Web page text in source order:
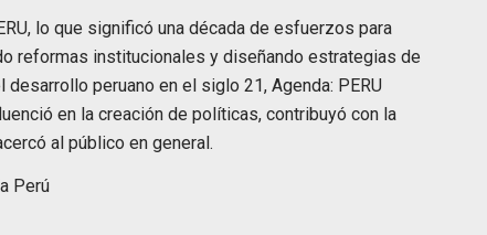
lo que significó una década de esfuerzos para
reformas institucionales y diseñando estrategias de
peruano en el siglo 21, Agenda: PERU
en la creación de políticas, contribuyó con la
al público en general.
Perú